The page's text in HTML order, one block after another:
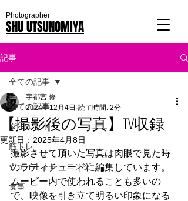
SHU UTSUNOMIYA
Photographer
記事
全ての記事
ダイエット
筋トレ
ウェイトトレーニング
食事
全ての記事
【撮影後の写真】TV収録
宇都宮 修
2024年12月4日 読了時間: 2分
更新日： 2025年4月8日
撮影させて頂いた写真は肉眼で見た時
のラティチュードに編集しています。
ムービー内で使われることも多いの
で、映像を引き立て明るい印象になる